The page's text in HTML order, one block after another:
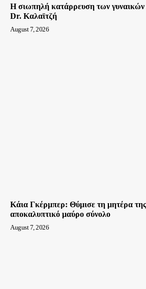
Η σιωπηλή κατάρρευση των γυναικών
Dr. Καλαϊτζή
August 7, 2026
Κάια Γκέρμπερ: Θύμισε τη μητέρα
αποκαλυπτικό μαύρο σύνολο
August 7, 2026